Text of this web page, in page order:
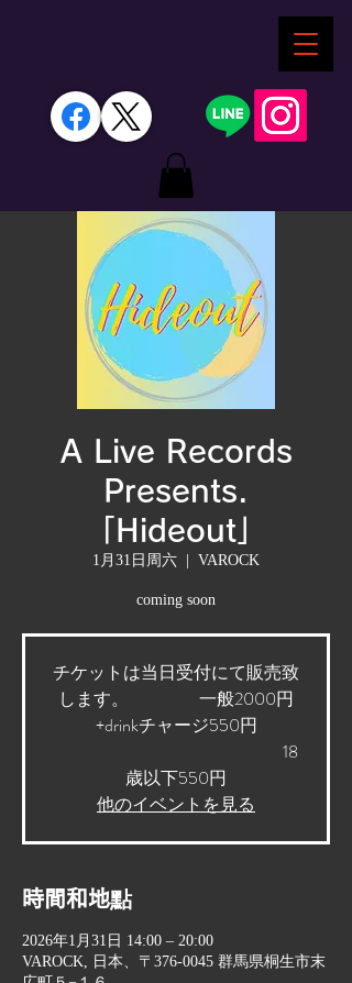
A Live Records
Presents.
「Hideout」
1月31日周六
  |
VAROCK
coming soon
チケットは当日受付にて販売致
します。 一般2000円
+drinkチャージ550円
18
歳以下550円
他のイベントを見る
時間和地點
2026年1月31日 14:00 – 20:00
VAROCK, 日本、〒376-0045 群馬県桐生市末